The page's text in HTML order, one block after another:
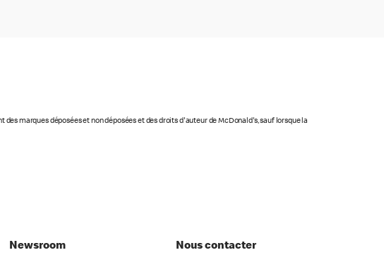
marques déposées et non déposées et des droits d'auteur de McDonald's, sauf lorsque la
Newsroom Nous contacter